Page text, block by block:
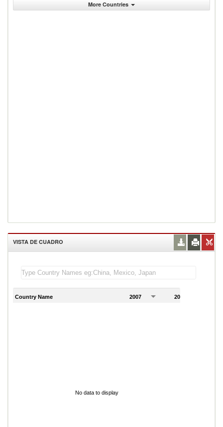
More Countries
VISTA DE CUADRO
Country Name 2007 2008
No data to display